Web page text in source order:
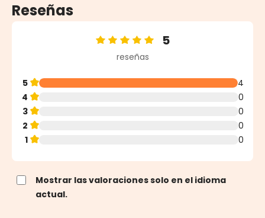
Reseñas
Calificación promedio de 5 de 5 estrellas
5
reseñas
5
4
4
0
3
0
2
0
1
0
Mostrar las valoraciones solo en el idioma
actual.